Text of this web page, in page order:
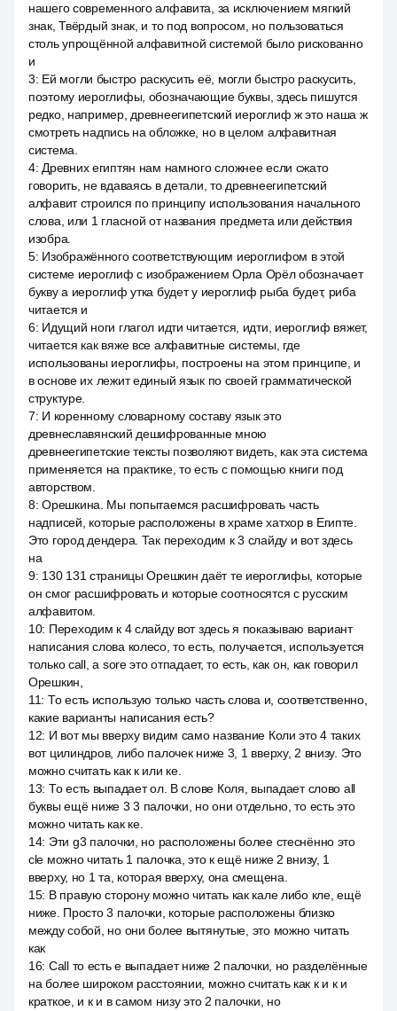
нашего современного алфавита, за исключением мягкий
знак, Твёрдый знак, и то под вопросом, но пользоваться
столь упрощённой алфавитной системой было рискованно
и
3: Ей могли быстро раскусить её, могли быстро раскусить,
поэтому иероглифы, обозначающие буквы, здесь пишутся
редко, например, древнеегипетский иероглиф ж это наша ж
смотреть надпись на обложке, но в целом алфавитная
система.
4: Древних египтян нам намного сложнее если сжато
говорить, не вдаваясь в детали, то древнеегипетский
алфавит строился по принципу использования начального
слова, или 1 гласной от названия предмета или действия
изобра.
5: Изображённого соответствующим иероглифом в этой
системе иероглиф с изображением Орла Орёл обозначает
букву а иероглиф утка будет у иероглиф рыба будет, риба
читается и
6: Идущий ноги глагол идти читается, идти, иероглиф вяжет,
читается как вяже все алфавитные системы, где
использованы иероглифы, построены на этом принципе, и
в основе их лежит единый язык по своей грамматической
структуре.
7: И коренному словарному составу язык это
древнеславянский дешифрованные мною
древнеегипетские тексты позволяют видеть, как эта система
применяется на практике, то есть с помощью книги под
авторством.
8:Орешкина. Мы попытаемся расшифровать часть
надписей, которые расположены в храме хатхор в Египте.
Это город дендера. Так переходим к 3 слайду и вот здесь
на
9: 130 131 страницы Орешкин даёт те иероглифы, которые
он смог расшифровать и которые соотносятся с русским
алфавитом.
10: Переходим к 4 слайду вот здесь я показываю вариант
написания слова колесо, то есть, получается, используется
только call, a sore это отпадает, то есть, как он, как говорил
Орешкин,
11: То есть использую только часть слова и, соответственно,
какие варианты написания есть?
12: И вот мы вверху видим само название Коли это 4 таких
вот цилиндров, либо палочек ниже 3, 1 вверху, 2 внизу. Это
можно считать как к или ке.
13: То есть выпадает ол. В слове Коля, выпадает слово all
буквы ещё ниже 3 3 палочки, но они отдельно, то есть это
можно читать как ке.
14: Эти g3 палочки, но расположены более стеснённо это
cle можно читать 1 палочка, это к ещё ниже 2 внизу, 1
вверху, но 1 та, которая вверху, она смещена.
15: В правую сторону можно читать как кале либо кле, ещё
ниже. Просто 3 палочки, которые расположены близко
между собой, но они более вытянутые, это можно читать
как
16: Call то есть е выпадает ниже 2 палочки, но разделённые
на более широком расстоянии, можно считать как к и к и
краткое, и к и в самом низу это 2 палочки, но